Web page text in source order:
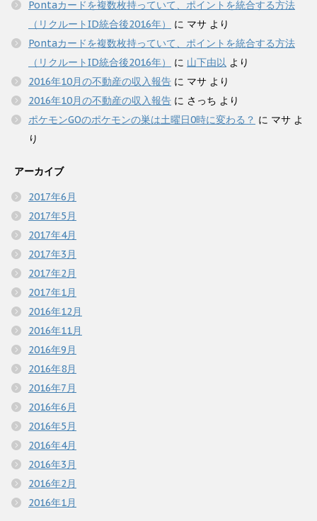
Pontaカードを複数枚持っていて、ポイントを統合する方法
（リクルートID統合後2016年）
に マサ より
Pontaカードを複数枚持っていて、ポイントを統合する方法
（リクルートID統合後2016年）
に 山下由以 より
2016年10月の不動産の収入報告 に マサ より
2016年10月の不動産の収入報告 に さっち より
ポケモンGOのポケモンの巣は土曜日0時に変わる？ に マサ よ
り
アーカイブ
2017年6月
2017年5月
2017年4月
2017年3月
2017年2月
2017年1月
2016年12月
2016年11月
2016年9月
2016年8月
2016年7月
2016年6月
2016年5月
2016年4月
2016年3月
2016年2月
2016年1月